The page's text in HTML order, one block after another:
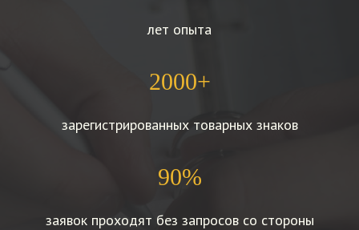
лет опыта
2000+
зарегистрированных товарных знаков
90%
заявок проходят без запросов со стороны